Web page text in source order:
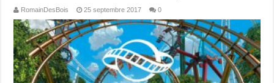
RomainDesBois 25 septembre 2017 0